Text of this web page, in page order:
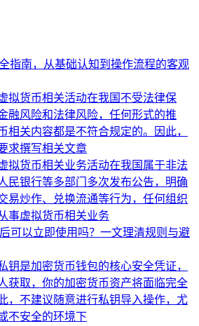
指南，从基础认知到操作流程的客观
拟货币相关活动在我国不受法律保
融风险和法律风险，任何形式的推
相关内容都是不符合规定的。因此，
求撰写相关文章
拟货币相关业务活动在我国属于非法
民银行等多部门多次发布公告，明确
易炒作、兑换流通等行为，任何组织
事虚拟货币相关业务
可以立即使用吗？一文理清规则与避
钥是加密货币钱包的核心安全凭证，
获取，你的加密货币资产将面临完全
，不建议随意进行私钥导入操作，尤
不安全的环境下